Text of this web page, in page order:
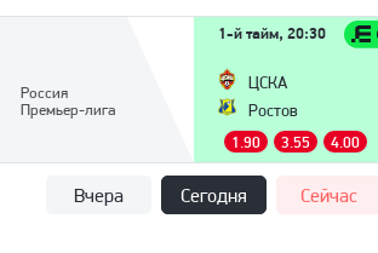
Россия
Премьер-лига
1-й тайм, 20:30
ЦСКА
Ростов
1.90 3.55 4.00
Вчера Сегодня Сейчас